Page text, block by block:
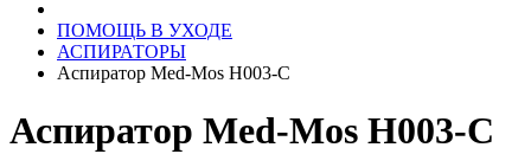
ПОМОЩЬ В УХОДЕ
АСПИРАТОРЫ
Аспиратор Med-Mos Н003-C
Аспиратор Med-Mos Н003-C